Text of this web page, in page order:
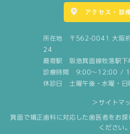
アクセス・診
所在地 〒562-0041 大阪
24
最寄駅 阪急箕面線牧落駅下
診療時間 9:00～12:00 /
休診日 土曜午後・水曜・日
＞サイトマ
箕面で矯正歯科に対応した歯医者をお
ください。